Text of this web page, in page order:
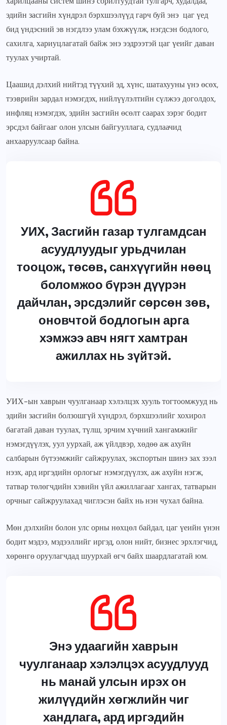
эдийн засгийн хүндрэл бэрхшээлүүд гарч буй энэ цаг үед
бид үндэсний эв нэгдлээ улам бэхжүүлж, нэгдсэн бодлого,
сахилга, хариуцлагатай байж энэ ээдрээтэй цаг үеийг даван
туулах учиртай.
Цаашид дэлхий нийтэд түүхий эд, хүнс, шатахууны үнэ өсөх,
тээврийн зардал нэмэгдэх, нийлүүлэлтийн сүлжээ доголдох,
инфляц нэмэгдэх, эдийн засгийн өсөлт саарах зэрэг бодит
эрсдэл байгааг олон улсын байгууллага, судлаачид
анхааруулсаар байна.
УИХ, Засгийн газар тулгамдсан
асуудлуудыг урьдчилан
тооцож, төсөв, санхүүгийн нөөц
боломжоо бүрэн дүүрэн
дайчлан, эрсдэлийг сөрсөн зөв,
оновчтой бодлогын арга
хэмжээ авч нягт хамтран
ажиллах нь зүйтэй.
УИХ-ын хаврын чуулганаар хэлэлцэх хууль тогтоомжууд нь
эдийн засгийн болзошгүй хүндрэл, бэрхшээлийг хохирол
багатай даван туулах, түлш, эрчим хүчний хангамжийг
нэмэгдүүлэх, уул уурхай, аж үйлдвэр, хөдөө аж ахуйн
салбарын бүтээмжийг сайжруулах, экспортын шинэ зах зээл
нээх, ард иргэдийн орлогыг нэмэгдүүлэх, аж ахуйн нэгж,
татвар төлөгчдийн хэвийн үйл ажиллагааг хангах, татварын
орчныг сайжруулахад чиглэсэн байх нь нэн чухал байна.
Мөн дэлхийн болон улс орны нөхцөл байдал, цаг үеийн үнэн
бодит мэдээ, мэдээллийг иргэд, олон нийт, бизнес эрхлэгчид,
хөрөнгө оруулагчдад шуурхай өгч байх шаардлагатай юм.
Энэ удаагийн хаврын
чуулганаар хэлэлцэх асуудлууд
нь манай улсын ирэх он
жилүүдийн хөгжлийн чиг
хандлага, ард иргэдийн